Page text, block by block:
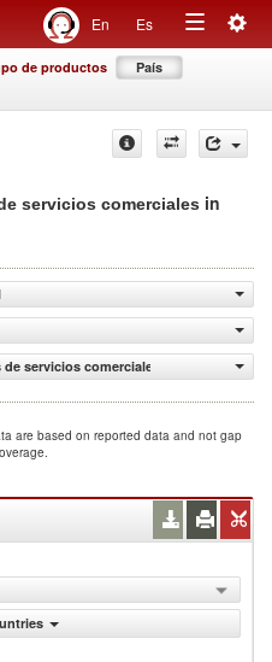
En Es
Toggle
de productos País
servicios comerciales in
servicios comerciales (US$ a precios
are based on reported data and not gap